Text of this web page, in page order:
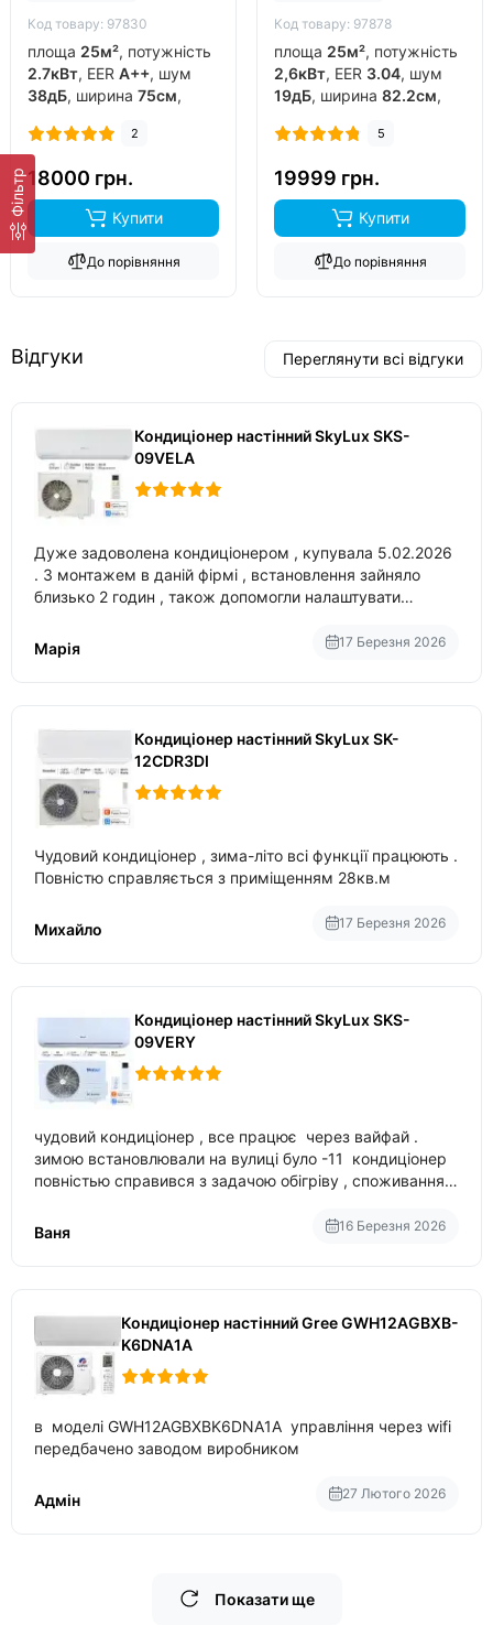
Фільтр
Код товару: 97830
площа 25м², потужність
2.7кВт, EER A++, шум
38дБ, ширина 75см,
китай, інвертор
обігрів до
2
18000 грн.
Купити
До порівняння
Код товару: 97878
площа 25м², потужність
2,6кВт, EER 3.04, шум
19дБ, ширина 82.2см,
китай, інвертор
5
19999 грн.
Купити
До порівняння
Відгуки Переглянути всі відгуки
Кондиціонер настінний SkyLux SKS-
09VELA
Дуже задоволена кондиціонером , купувала 5.02.2026
. З монтажем в даній фірмі , встановлення зайняло
близько 2 годин , також допомогли налаштувати
Марія
17 Березня 2026
Кондиціонер настінний SkyLux SK-
12CDR3DI
Чудовий кондиціонер , зима-літо всі функції працюють .
Повністю справляється з приміщенням 28кв.м
Михайло 17 Березня 2026
Кондиціонер настінний SkyLux SKS-
09VERY
чудовий кондиціонер , все працює через вайфай .
зимою встановлювали на вулиці було -11 кондиціонер
повністью справився з задачою обігріву , споживання
температури
Ваня 16 Березня 2026
Кондиціонер настінний Gree GWH12AGBXB-
K6DNA1A
в моделі GWH12AGBXBK6DNA1A управління через wifi
передбачено заводом виробником
Адмін 27 Лютого 2026
Показати ще